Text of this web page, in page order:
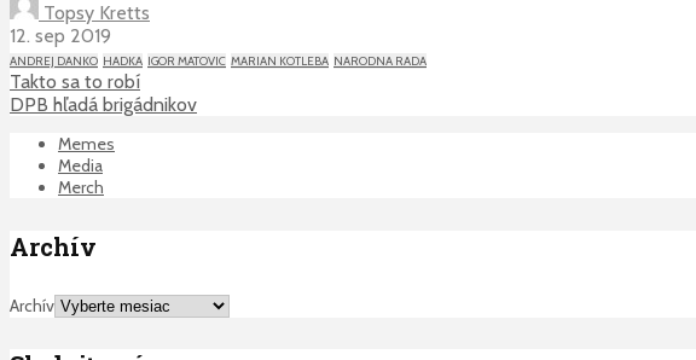
Topsy Kretts
12. sep 2019
ANDREJ DANKO HADKA IGOR MATOVIC MARIAN KOTLEBA NARODNA RADA
Takto sa to robí
DPB hľadá brigádnikov
Memes
Media
Merch
Archív
Archív